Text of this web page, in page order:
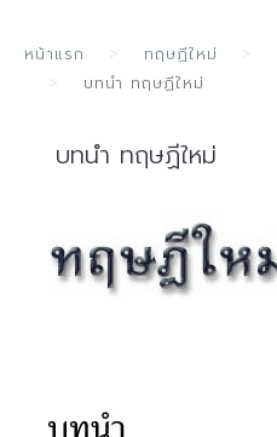
หน้าแรก ทฤษฏีใหม่
บทนำ ทฤษฏีใหม่
บทนำ ทฤษฏีใหม่